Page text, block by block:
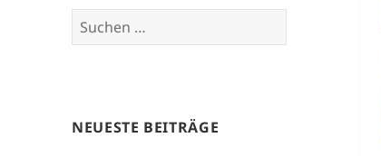
Suchen
nach:
NEUESTE BEITRÄGE